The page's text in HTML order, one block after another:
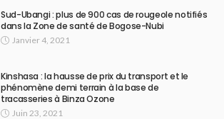
Sud-Ubangi : plus de 900 cas de rougeole notifiés
dans la Zone de santé de Bogose-Nubi
Janvier 4, 2021
Kinshasa : la hausse de prix du transport et le
phénomène demi terrain à la base de
tracasseries à Binza Ozone
Juin 23, 2021